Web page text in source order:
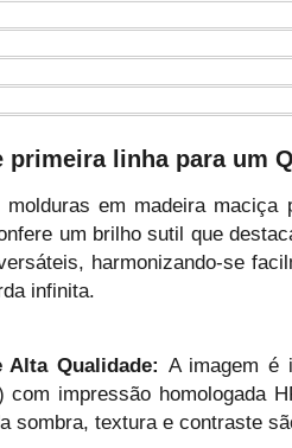
primeira linha para um
molduras em madeira maciça
um brilho sutil que
harmonizando-se
infinita.
Alta Qualidade: A imagem é
com impressão homologada
sombra, textura e contraste